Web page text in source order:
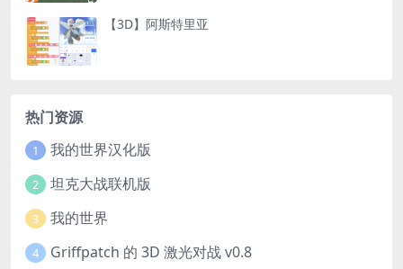
【3D】阿斯特里亚
热门资源
1 我的世界汉化版
2 坦克大战联机版
3 我的世界
4 Griffpatch 的 3D 激光对战 v0.8